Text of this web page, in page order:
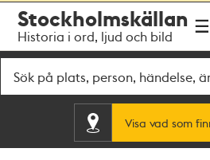
navigationen
huvudinnehållet
Stockholmskällan
Historia i ord, ljud och bild
Visa vad som